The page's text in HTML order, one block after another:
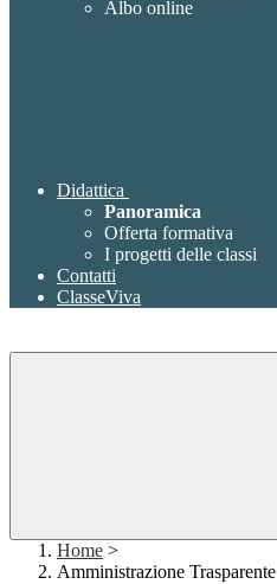
Albo online
Didattica
Panoramica
Offerta formativa
I progetti delle classi
Contatti
ClasseViva
Home >
Amministrazione Trasparente